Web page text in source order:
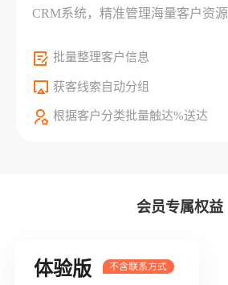
CRM系统，精准管理海量客户资源
批量整理客户信息
获客线索自动分组
根据客户分类批量触达%送达
会员专属权益
体验版